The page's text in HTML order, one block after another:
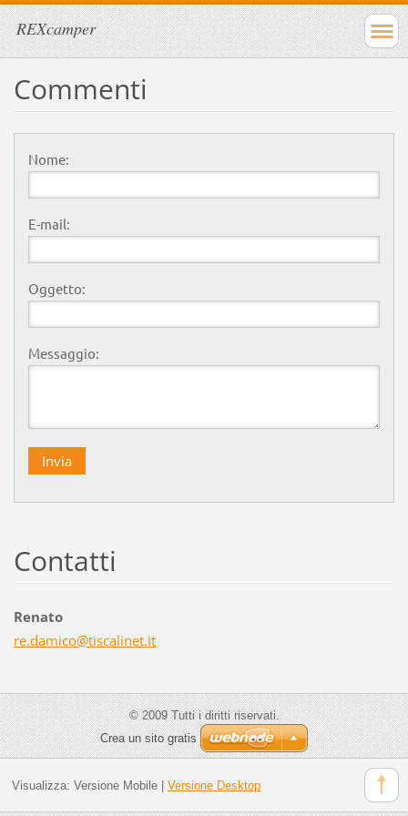
REXcamper
Commenti
Nome:
E-mail:
Oggetto:
Messaggio:
Contatti
Renato
re.damico@tiscalinet.it
© 2009 Tutti i diritti riservati.
Crea un sito gratis
Visualizza: Versione Mobile| Versione Desktop